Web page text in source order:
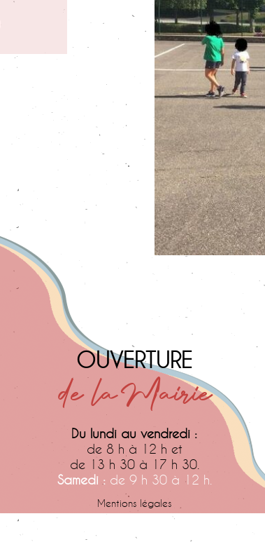
OUVERTURE
de la Mairie
Du lundi au vendredi :
de 8 h à 12 h et
de 13 h 30 à 17 h 30.
Samedi : de 9 h 30 à 12 h.
Mentions légales